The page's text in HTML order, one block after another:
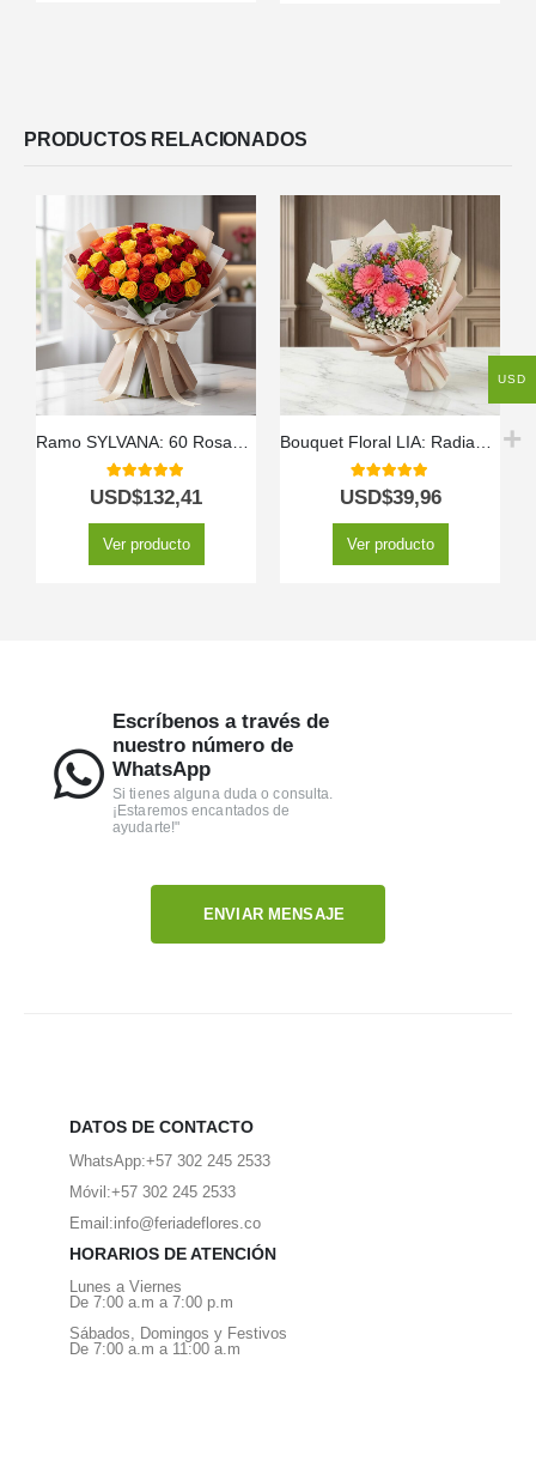
PRODUCTOS RELACIONADOS
Ramo SYLVANA: 60 Rosas Vibrantes en Tonos de Fuego 🌹
5.00out of 5
USD$132,41
Ver producto
Bouquet Floral LIA: Radiante Ramo de Gerberas Amarillas para Regalar ✨
5.00out of 5
USD$39,96
Ver producto
Escríbenos a través de
nuestro número de
WhatsApp
Si tienes alguna duda o consulta.
¡Estaremos encantados de
ayudarte!"
ENVIAR MENSAJE
DATOS DE CONTACTO
WhatsApp:+57 302 245 2533
Móvil:+57 302 245 2533
Email:info@feriadeflores.co
HORARIOS DE ATENCIÓN
Lunes a Viernes
De 7:00 a.m a 7:00 p.m
Sábados, Domingos y Festivos
De 7:00 a.m a 11:00 a.m
USD